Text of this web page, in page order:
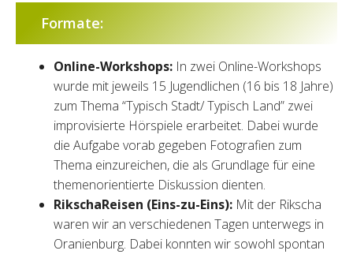
Formate:
Online-Workshops: In zwei Online-Workshops
wurde mit jeweils 15 Jugendlichen (16 bis 18 Jahre)
zum Thema “Typisch Stadt/ Typisch Land” zwei
improvisierte Hörspiele erarbeitet. Dabei wurde
die Aufgabe vorab gegeben Fotografien zum
Thema einzureichen, die als Grundlage für eine
themenorientierte Diskussion dienten.
RikschaReisen (Eins-zu-Eins): Mit der Rikscha
waren wir an verschiedenen Tagen unterwegs in
Oranienburg. Dabei konnten wir sowohl spontan